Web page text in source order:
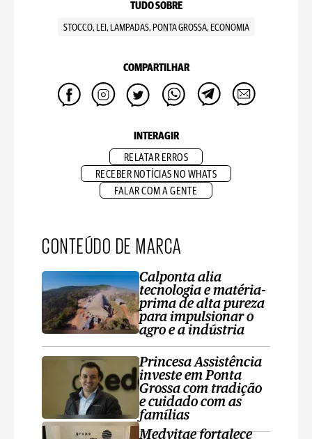
TUDO SOBRE
STOCCO, LEI, LAMPADAS, PONTA GROSSA, ECONOMIA
COMPARTILHAR
INTERAGIR
RELATAR ERROS
RECEBER NOTÍCIAS NO WHATS
FALAR COM A GENTE
CONTEÚDO DE MARCA
Calponta alia
tecnologia e matéria-
prima de alta pureza
para impulsionar o
agro e a indústria
Princesa Assistência
investe em Ponta
Grossa com tradição
e cuidado com as
famílias
Medvitae fortalece